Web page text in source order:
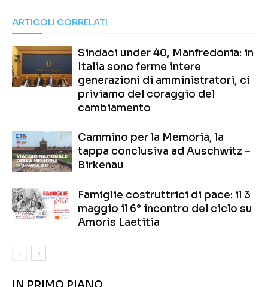
ARTICOLI CORRELATI
Sindaci under 40, Manfredonia: in
Italia sono ferme intere
generazioni di amministratori, ci
priviamo del coraggio del
cambiamento
Cammino per la Memoria, la
tappa conclusiva ad Auschwitz –
Birkenau
Famiglie costruttrici di pace: il 3
maggio il 6° incontro del ciclo su
Amoris Laetitia